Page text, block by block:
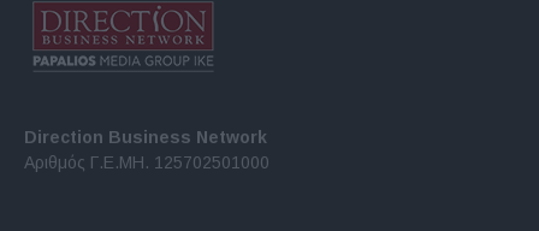
Direction Business Network
Αριθμός Γ.Ε.ΜΗ. 125702501000